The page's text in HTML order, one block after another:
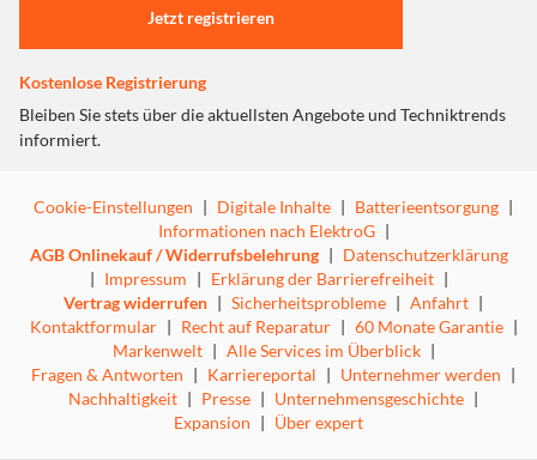
Jetzt registrieren
Kostenlose Registrierung
Bleiben Sie stets über die aktuellsten Angebote und Techniktrends
informiert.
Cookie-Einstellungen | Digitale Inhalte | Batterieentsorgung |
Informationen nach ElektroG |
AGB Onlinekauf / Widerrufsbelehrung | Datenschutzerklärung
| Impressum | Erklärung der Barrierefreiheit |
Vertrag widerrufen | Sicherheitsprobleme | Anfahrt |
Kontaktformular | Recht auf Reparatur | 60 Monate Garantie |
Markenwelt | Alle Services im Überblick |
Fragen & Antworten | Karriereportal | Unternehmer werden |
Nachhaltigkeit | Presse | Unternehmensgeschichte |
Expansion | Über expert